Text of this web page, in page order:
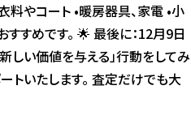
料やコート •暖房器具、家電 •小
すめです。 🌟 最後に：12月9日
しい価値を与える」行動をしてみ
トいたします。 査定だけでも大